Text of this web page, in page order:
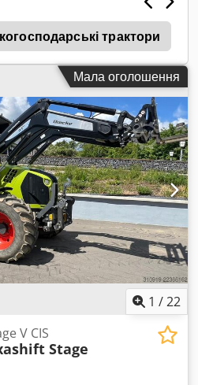
трактори
Мала оголошення
1 /22
V CIS
Stage